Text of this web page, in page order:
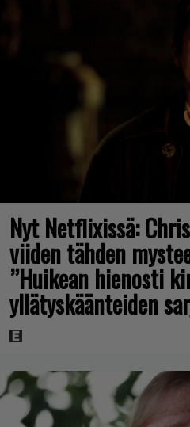
Nyt Netflixissä:
viiden tähden
”Huikean hienosti
yllätyskäänteiden